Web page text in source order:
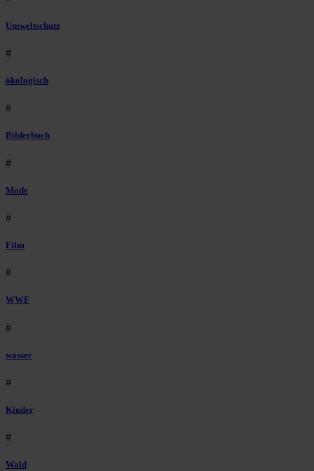
Umweltschutz
#
ökologisch
#
Bilderbuch
#
Mode
#
Film
#
WWF
#
wasser
#
Kinder
#
Wald